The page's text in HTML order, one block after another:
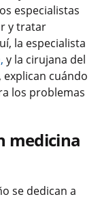
especialistas
y tratar
la especialista
y la cirujana del
, explican cuándo
los problemas
medicina
se dedican a